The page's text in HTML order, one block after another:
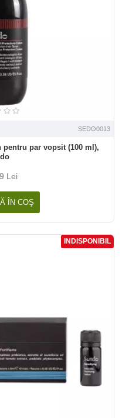
SEDO0013
pentru par vopsit (100 ml),
Lei
ÎN COŞ
INDISPONIBIL